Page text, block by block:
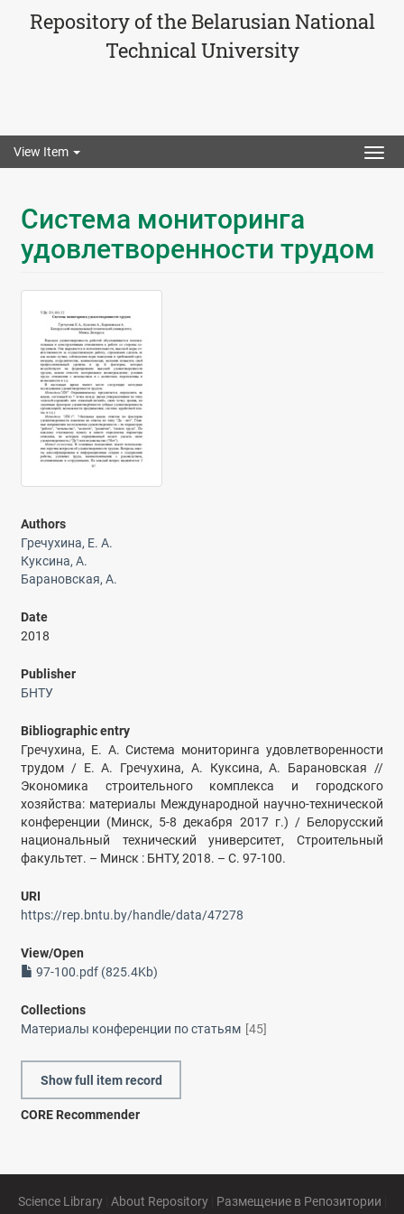
Repository of the Belarusian National
Technical University
View Item
Система мониторинга
удовлетворенности трудом
Authors
Гречухина, Е. А.
Куксина, А.
Барановская, А.
Date
2018
Publisher
БНТУ
Bibliographic entry
Гречухина, Е. А. Система мониторинга удовлетворенности
трудом / Е. А. Гречухина, А. Куксина, А. Барановская //
Экономика строительного комплекса и городского
хозяйства: материалы Международной научно-технической
конференции (Минск, 5-8 декабря 2017 г.) / Белорусский
национальный технический университет, Строительный
факультет. – Минск : БНТУ, 2018. – С. 97-100.
URI
https://rep.bntu.by/handle/data/47278
View/Open
97-100.pdf (825.4Kb)
Collections
Материалы конференции по статьям [45]
Show full item record
CORE Recommender
Science Library| About Repository| Размещение в Репозитории